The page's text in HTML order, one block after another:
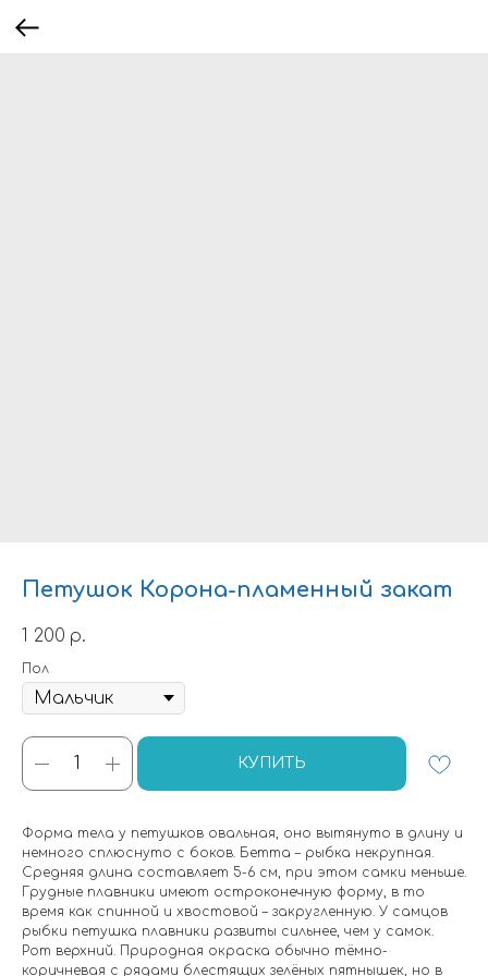
Петушок Корона-пламенный закат
1 200 р.
Пол
КУПИТЬ
Форма тела у петушков овальная, оно вытянуто в длину и
немного сплюснуто с боков. Бетта – рыбка некрупная.
Средняя длина составляет 5-6 см, при этом самки меньше.
Грудные плавники имеют остроконечную форму, в то
время как спинной и хвостовой – закругленную. У самцов
рыбки петушка плавники развиты сильнее, чем у самок.
Рот верхний. Природная окраска обычно тёмно-
коричневая с рядами блестящих зелёных пятнышек, но в